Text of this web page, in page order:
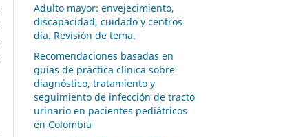
Adulto mayor: envejecimiento,
discapacidad, cuidado y centros
día. Revisión de tema.
Recomendaciones basadas en
guías de práctica clínica sobre
diagnóstico, tratamiento y
seguimiento de infección de tracto
urinario en pacientes pediátricos
en Colombia